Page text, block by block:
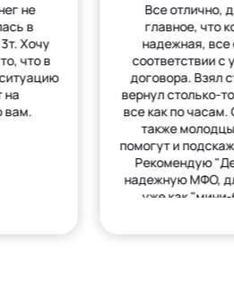
не
в
Хочу
что в
на
вам.
Все отлично,
главное, что
надежная, все
соответствии с
договора. Взял
вернул столько-
все как по часам.
также
помогут и
Рекомендую
надежную МФО,
уже как "мини-